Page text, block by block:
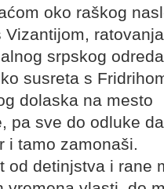
oko raškog
srpskog
susreta s
dolaska na mesto
pa sve do odluke
i tamo zamonaši.
od detinjstva i rane